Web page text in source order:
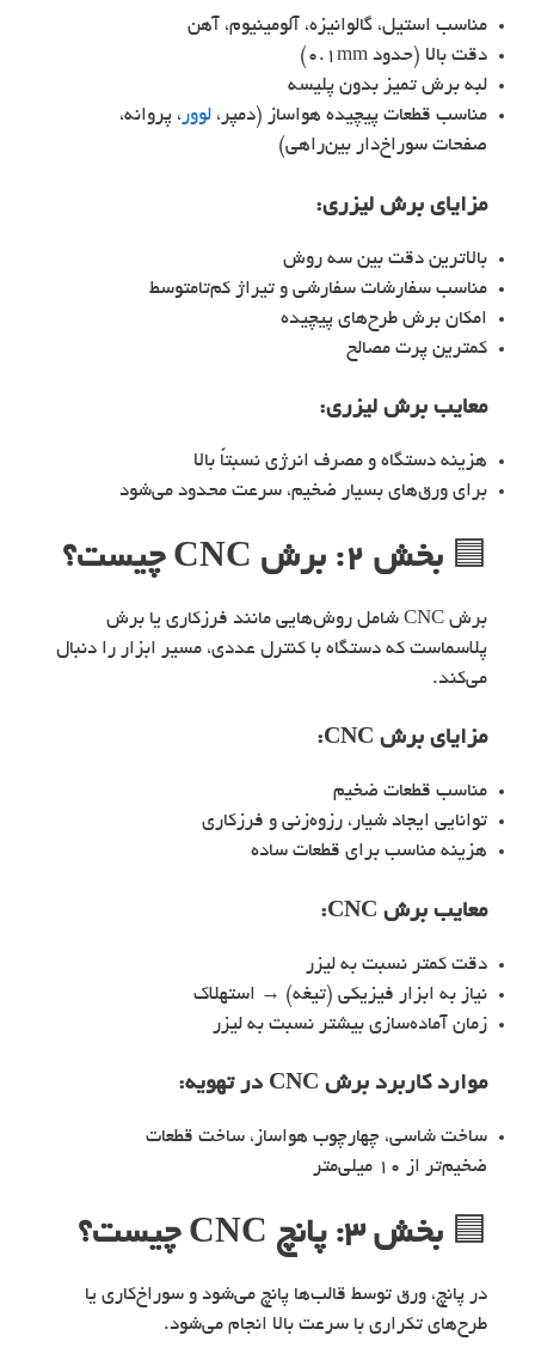
مناسب استیل، گالوانیزه، آلومینیوم، آهن
دقت بالا (حدود 0.1mm)
لبه برش تمیز بدون پلیسه
مناسب قطعات پیچیده هواساز (دمپر، لوور ، پروانه،
صفحات سوراخ‌دار بین‌راهی)
مزایای برش لیزری:
بالاترین دقت بین سه روش
مناسب سفارشات سفارشی و تیراژ کم‌تا‌متوسط
امکان برش طرح‌های پیچیده
کمترین پرت مصالح
معایب برش لیزری:
هزینه دستگاه و مصرف انرژی نسبتاً بالا
برای ورق‌های بسیار ضخیم، سرعت محدود می‌شود
🟦 بخش ۲: برش CNC چیست؟
برش CNC شامل روش‌هایی مانند فرزکاری یا برش
پلاسماست که دستگاه با کنترل عددی، مسیر ابزار را دنبال
می‌کند.
مزایای برش CNC:
مناسب قطعات ضخیم
توانایی ایجاد شیار، رزوه‌زنی و فرزکاری
هزینه مناسب برای قطعات ساده
معایب برش CNC:
دقت کمتر نسبت به لیزر
نیاز به ابزار فیزیکی (تیغه) → استهلاک
زمان آماده‌سازی بیشتر نسبت به لیزر
موارد کاربرد برش CNC در تهویه:
ساخت شاسی، چهارچوب هواساز، ساخت قطعات
ضخیم‌تر از ۱۰ میلی‌متر
🟦 بخش ۳: پانچ CNC چیست؟
در پانچ، ورق توسط قالب‌ها پانچ می‌شود و سوراخ‌کاری یا
طرح‌های تکراری با سرعت بالا انجام می‌شود.